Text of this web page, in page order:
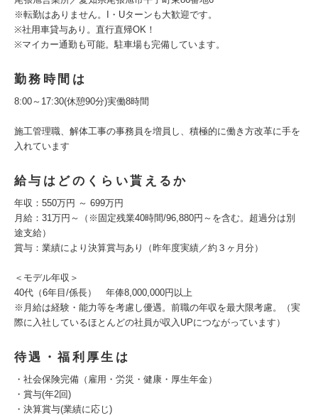
※転勤はありません。I・Uターンも大歓迎です。
※社用車貸与あり。直行直帰OK！
※マイカー通勤も可能。駐車場も完備しています。
勤務時間は
8:00～17:30(休憩90分)実働8時間
施工管理職、解体工事の事務員を増員し、積極的に働き方改革に手を
入れています
給与はどのくらい貰えるか
年収：550万円 ～ 699万円
月給：31万円～（※固定残業40時間/96,880円～を含む。超過分は別
途支給）
賞与：業績により決算賞与あり（昨年度実績／約３ヶ月分）
＜モデル年収＞
40代（6年目/係長） 年俸8,000,000円以上
※月給は経験・能力等を考慮し優遇。前職の年収を最大限考慮。（実
際に入社しているほとんどの社員が収入UPにつながっています）
待遇・福利厚生は
・社会保険完備（雇用・労災・健康・厚生年金）
・賞与(年2回)
・決算賞与(業績に応じ)